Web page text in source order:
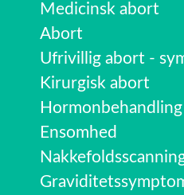
Medicinsk abort
Abort
Ufrivillig abort -
Kirurgisk abort
Hormonbehandling
Ensomhed